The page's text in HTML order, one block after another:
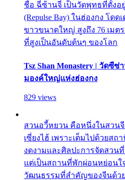
ชื่อ ฉี่ซ้านจี๋ เป็นวัดพุทธที่ตั้งอ
(Repulse Bay) ในฮ่องกง โด
ขาวขนาดใหญ่ สูงถึง 76 เมต
ที่สูงเป็นอันดับต้นๆ ของโลก
Tsz Shan Monastery | วัดซี
มองค์ใหญ่แห่งฮ่องกง
829 views
สวนอวี้หยวน คือหนึ่งในสวน
เซี่ยงไฮ้ เพราะเต็มไปด้วยส
งดงามและศิลปะการจัดสวน
แต่เป็นสถานที่พักผ่อนหย่อนใ
วัฒนธรรมที่สำคัญของจีนด้ว